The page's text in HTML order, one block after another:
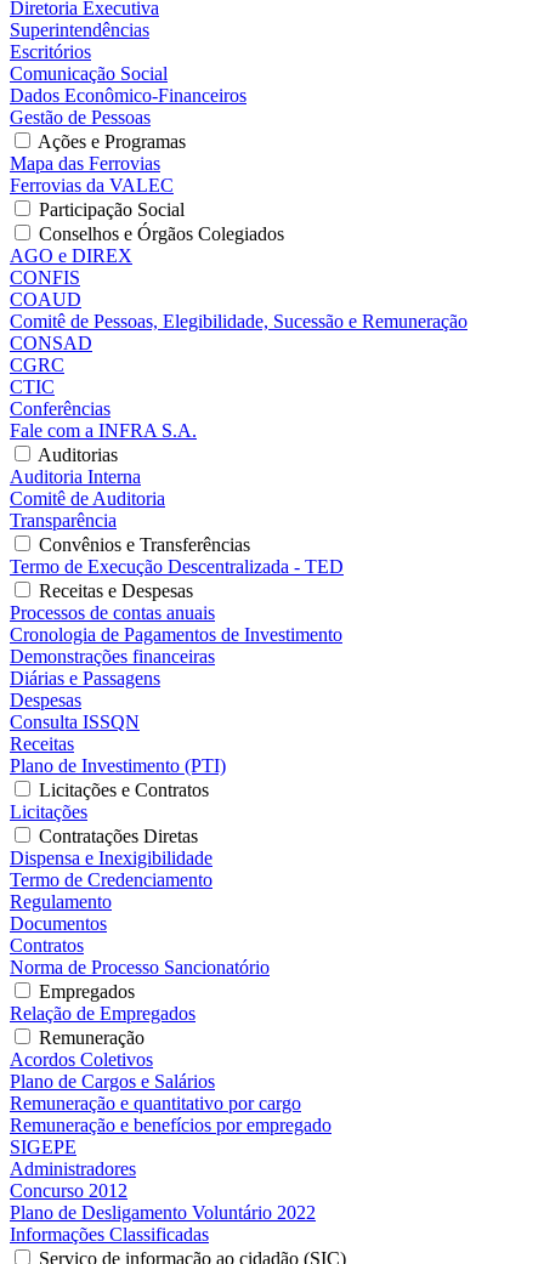
Diretoria Executiva
Superintendências
Escritórios
Comunicação Social
Dados Econômico-Financeiros
Gestão de Pessoas
Ações e Programas
Mapa das Ferrovias
Ferrovias da VALEC
Participação Social
Conselhos e Órgãos Colegiados
AGO e DIREX
CONFIS
COAUD
Comitê de Pessoas, Elegibilidade, Sucessão e Remuneração
CONSAD
CGRC
CTIC
Conferências
Fale com a INFRA S.A.
Auditorias
Auditoria Interna
Comitê de Auditoria
Transparência
Convênios e Transferências
Termo de Execução Descentralizada - TED
Receitas e Despesas
Processos de contas anuais
Cronologia de Pagamentos de Investimento
Demonstrações financeiras
Diárias e Passagens
Despesas
Consulta ISSQN
Receitas
Plano de Investimento (PTI)
Licitações e Contratos
Licitações
Contratações Diretas
Dispensa e Inexigibilidade
Termo de Credenciamento
Regulamento
Documentos
Contratos
Norma de Processo Sancionatório
Empregados
Relação de Empregados
Remuneração
Acordos Coletivos
Plano de Cargos e Salários
Remuneração e quantitativo por cargo
Remuneração e benefícios por empregado
SIGEPE
Administradores
Concurso 2012
Plano de Desligamento Voluntário 2022
Informações Classificadas
Serviço de informação ao cidadão (SIC)